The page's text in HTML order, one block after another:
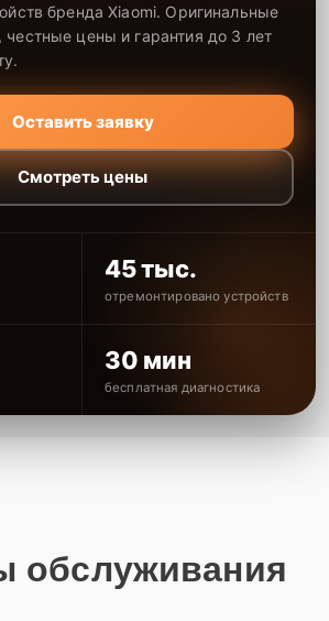
бренда Xiaomi. Оригинальные
цены и гарантия до 3 лет
Оставить заявку
Смотреть цены
45 тыс.
отремонтировано устройств
30 мин
бесплатная диагностика
обслуживания